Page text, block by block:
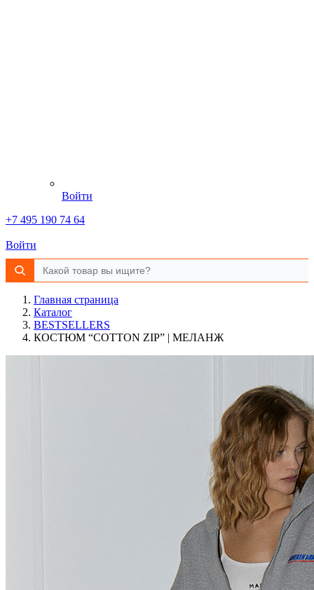
Войти
+7 495 190 74 64
Войти
Главная страница
Каталог
BESTSELLERS
КОСТЮМ “COTTON ZIP” | МЕЛАНЖ